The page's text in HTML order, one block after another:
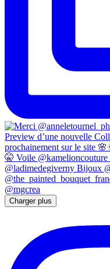
Charger plus